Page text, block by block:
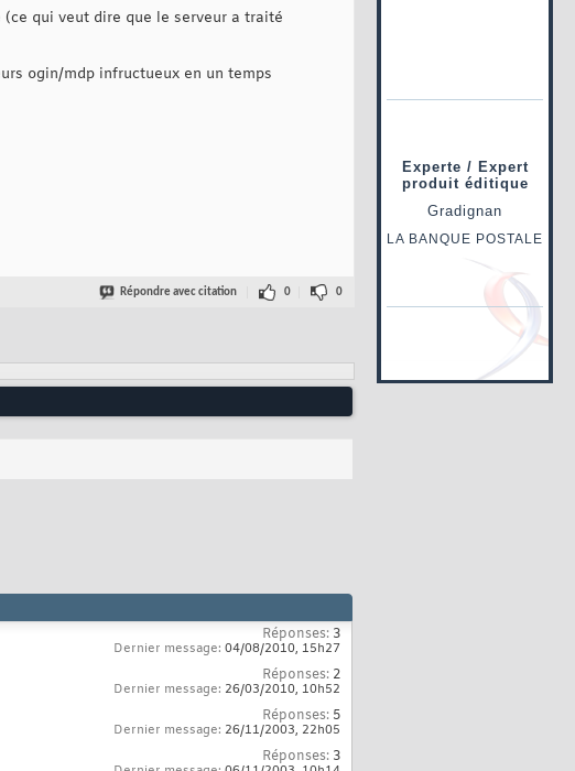
qui veut dire que le serveur a traité
ogin/mdp infructueux en un temps
Répondre avec citation 0 0
Réponses: 3
Dernier message: 04/08/2010, 15h27
Réponses: 2
Dernier message: 26/03/2010, 10h52
Réponses: 5
Dernier message: 26/11/2003, 22h05
Réponses: 3